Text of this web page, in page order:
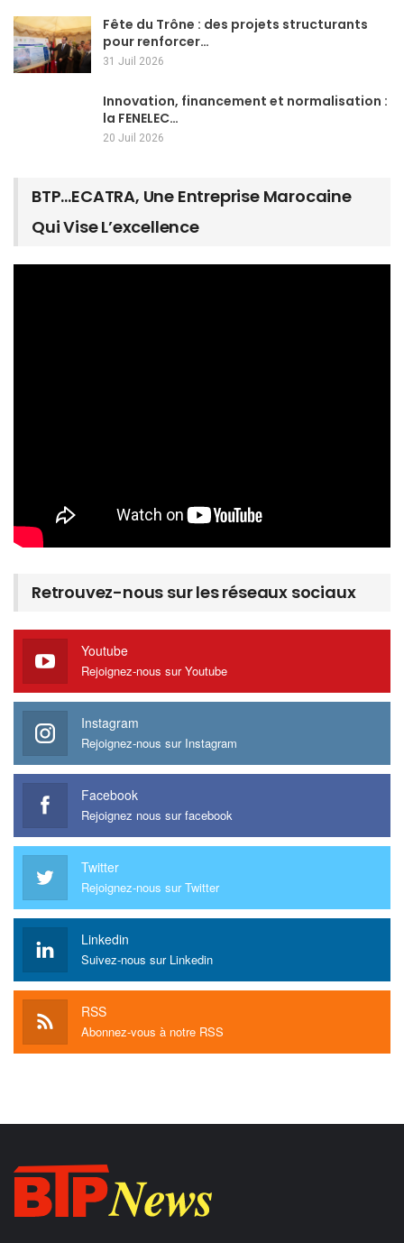
Fête du Trône : des projets structurants
pour renforcer…
31 Juil 2026
Innovation, financement et normalisation :
la FENELEC…
20 Juil 2026
BTP…ECATRA, Une Entreprise Marocaine
Qui Vise L’excellence
Retrouvez-nous sur les réseaux sociaux
Youtube
Rejoignez-nous sur Youtube
Instagram
Rejoignez-nous sur Instagram
Facebook
Rejoignez nous sur facebook
Twitter
Rejoignez-nous sur Twitter
Linkedin
Suivez-nous sur Linkedin
RSS
Abonnez-vous à notre RSS